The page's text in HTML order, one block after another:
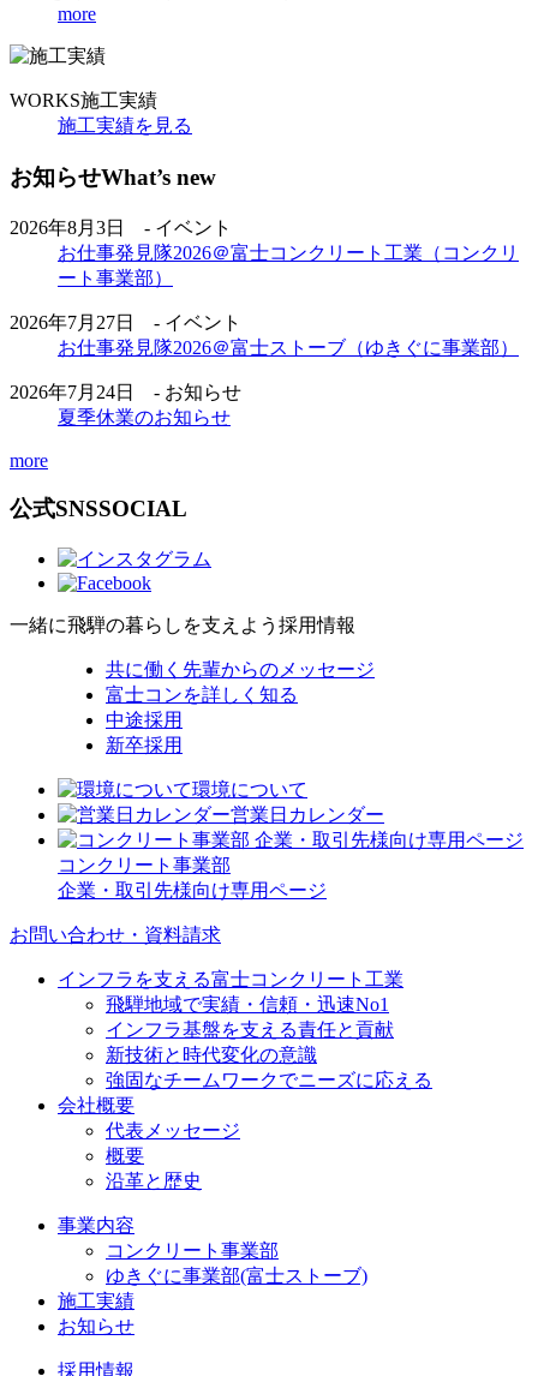
more
WORKS施工実績
施工実績を見る
お知らせWhat’s new
2026年8月3日 - イベント
お仕事発見隊2026＠富士コンクリート工業（コンクリ
ート事業部）
2026年7月27日 - イベント
お仕事発見隊2026＠富士ストーブ（ゆきぐに事業部）
2026年7月24日 - お知らせ
夏季休業のお知らせ
more
公式SNSSOCIAL
一緒に飛騨の暮らしを支えよう 採用情報
共に働く先輩からのメッセージ
富士コンを詳しく知る
中途採用
新卒採用
環境について
営業日カレンダー
コンクリート事業部
企業・取引先様向け専用ページ
お問い合わせ・資料請求
インフラを支える富士コンクリート工業
飛騨地域で実績・信頼・迅速No1
インフラ基盤を支える責任と貢献
新技術と時代変化の意識
強固なチームワークでニーズに応える
会社概要
代表メッセージ
概要
沿革と歴史
事業内容
コンクリート事業部
ゆきぐに事業部(富士ストーブ)
施工実績
お知らせ
採用情報